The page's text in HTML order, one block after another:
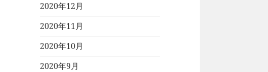
2020年12月
2020年11月
2020年10月
2020年9月